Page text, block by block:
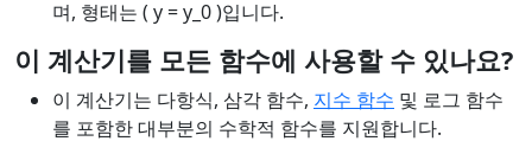
며, 형태는 ( y = y_0 )입니다.
이 계산기를 모든 함수에 사용할 수 있나요?
이 계산기는 다항식, 삼각 함수, 지수 함수 및 로그 함수
를 포함한 대부분의 수학적 함수를 지원합니다.